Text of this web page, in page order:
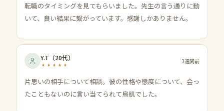
転職のタイミングを見てもらいました。先生の言う通りに動
いて、良い結果に繋がっています。感謝しかありません。
Y.T （20代） 3週間前
片思いの相手について相談。彼の性格や態度について、会っ
たこともないのに言い当てられて鳥肌でした。